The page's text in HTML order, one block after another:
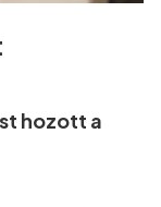
hozott a